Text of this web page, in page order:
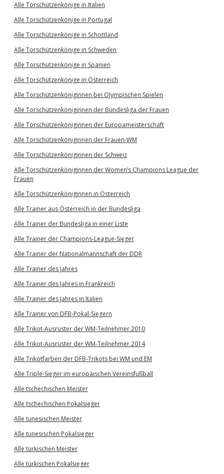
Alle Torschützenkönige in Italien
Alle Torschützenkönige in Portugal
Alle Torschützenkönige in Schottland
Alle Torschützenkönige in Schweden
Alle Torschützenkönige in Spanien
Alle Torschützenkönige in Österreich
Alle Torschützenköniginnen bei Olympischen Spielen
Alle Torschützenköniginnen der Bundesliga der Frauen
Alle Torschützenköniginnen der Europameisterschaft
Alle Torschützenköniginnen der Frauen-WM
Alle Torschützenköniginnen der Schweiz
Alle Torschützenköniginnen der Women’s Champions League der
Frauen
Alle Torschützenköniginnen in Österreich
Alle Trainer aus Österreich in der Bundesliga
Alle Trainer der Bundesliga in einer Liste
Alle Trainer der Champions-League-Sieger
Alle Trainer der Nationalmannschaft der DDR
Alle Trainer des Jahres
Alle Trainer des Jahres in Frankreich
Alle Trainer des Jahres in Italien
Alle Trainer von DFB-Pokal-Siegern
Alle Trikot-Ausrüster der WM-Teilnehmer 2010
Alle Trikot-Ausrüster der WM-Teilnehmer 2014
Alle Trikotfarben der DFB-Trikots bei WM und EM
Alle Triple-Sieger im europäischen Vereinsfußball
Alle tschechischen Meister
Alle tschechischen Pokalsieger
Alle tunesischen Meister
Alle tunesischen Pokalsieger
Alle türkischen Meister
Alle türkischen Pokalsieger